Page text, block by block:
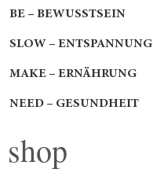
BE – BEWUSSTSEIN
SLOW – ENTSPANNUNG
MAKE – ERNÄHRUNG
NEED – GESUNDHEIT
shop